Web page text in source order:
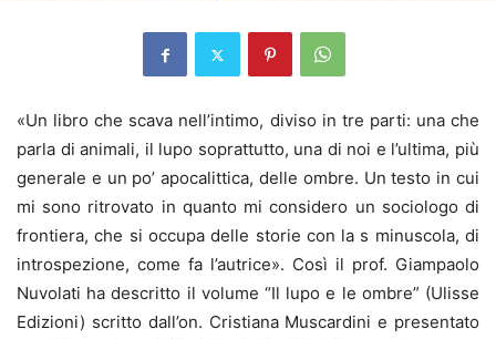
«Un libro che scava nell’intimo, diviso in tre parti: una che
parla di animali, il lupo soprattutto, una di noi e l’ultima, più
generale e un po’ apocalittica, delle ombre. Un testo in cui
mi sono ritrovato in quanto mi considero un sociologo di
frontiera, che si occupa delle storie con la s minuscola, di
introspezione, come fa l’autrice». Così il prof. Giampaolo
Nuvolati ha descritto il volume “Il lupo e le ombre” (Ulisse
Edizioni) scritto dall’on. Cristiana Muscardini e presentato